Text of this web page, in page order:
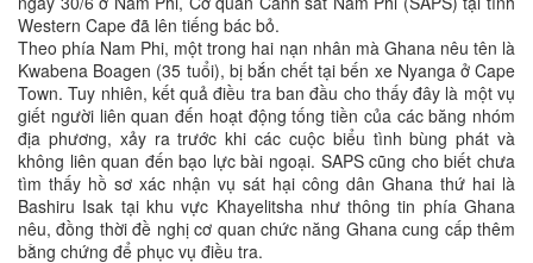
Western Cape đã lên tiếng bác bỏ.
Theo phía Nam Phi, một trong hai nạn nhân mà Ghana nêu tên là
Kwabena Boagen (35 tuổi), bị bắn chết tại bến xe Nyanga ở Cape
Town. Tuy nhiên, kết quả điều tra ban đầu cho thấy đây là một vụ
giết người liên quan đến hoạt động tống tiền của các băng nhóm
địa phương, xảy ra trước khi các cuộc biểu tình bùng phát và
không liên quan đến bạo lực bài ngoại. SAPS cũng cho biết chưa
tìm thấy hồ sơ xác nhận vụ sát hại công dân Ghana thứ hai là
Bashiru Isak tại khu vực Khayelitsha như thông tin phía Ghana
nêu, đồng thời đề nghị cơ quan chức năng Ghana cung cấp thêm
bằng chứng để phục vụ điều tra.